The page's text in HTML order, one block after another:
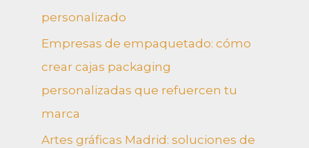
personalizado
Empresas de empaquetado: cómo
crear cajas packaging
personalizadas que refuercen tu
marca
Artes gráficas Madrid: soluciones de